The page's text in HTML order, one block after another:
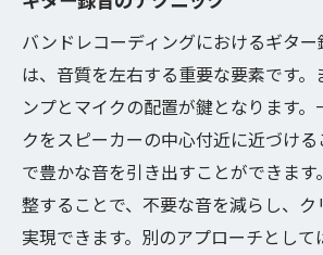
バンドレコーディングにおけるギタ
は、音質を左右する重要な要素です。
ンプとマイクの配置が鍵となります。
クをスピーカーの中心付近に近づけ
で豊かな音を引き出すことができま
整することで、不要な音を減らし、ク
実現できます。別のアプローチとして